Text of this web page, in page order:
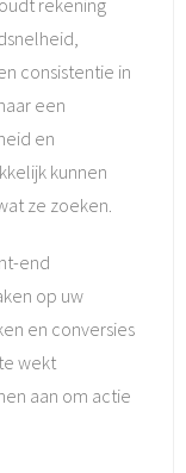
rekening
consistentie in
een
en
kunnen
ze zoeken.
end
op uw
en conversies
wekt
aan om actie